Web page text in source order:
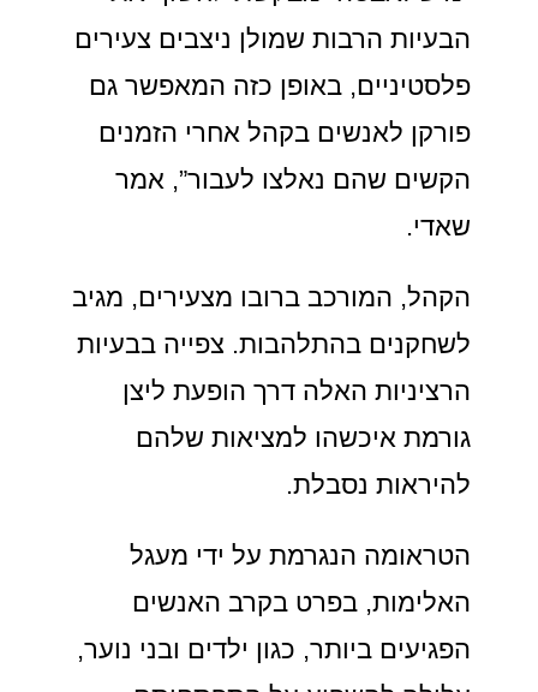
הבעיות הרבות שמולן ניצבים צעירים
פלסטיניים, באופן כזה המאפשר גם
פורקן לאנשים בקהל אחרי הזמנים
הקשים שהם נאלצו לעבור”, אמר
שאדי.
הקהל, המורכב ברובו מצעירים, מגיב
לשחקנים בהתלהבות. צפייה בבעיות
הרציניות האלה דרך הופעת ליצן
גורמת איכשהו למציאות שלהם
להיראות נסבלת.
הטראומה הנגרמת על ידי מעגל
האלימות, בפרט בקרב האנשים
הפגיעים ביותר, כגון ילדים ובני נוער,